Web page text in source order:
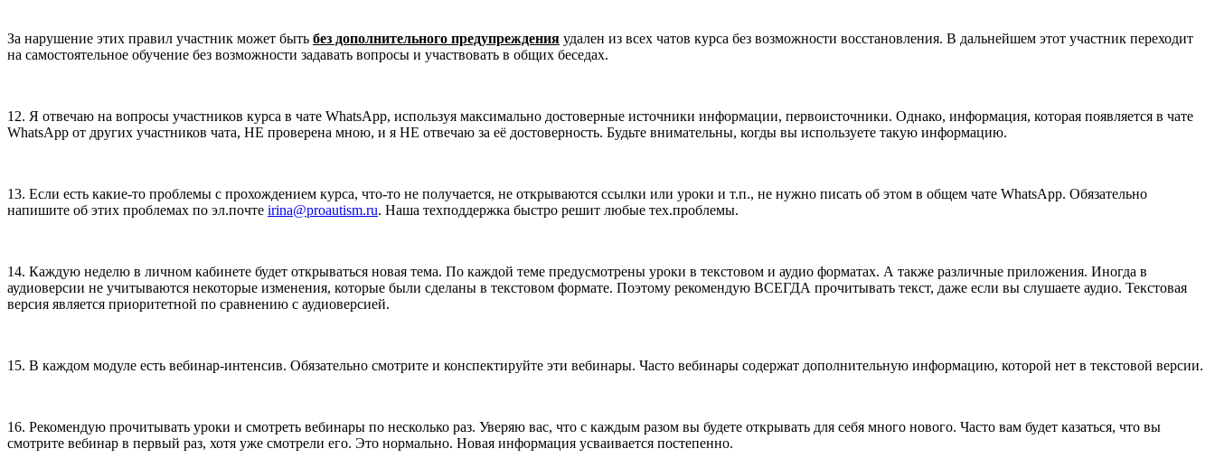
За нарушение этих правил участник может быть без дополнительного предупреждения удален из всех чатов курса без возможности восстановления. В дальнейшем этот участник переходит
на самостоятельное обучение без возможности задавать вопросы и участвовать в общих беседах.
12. Я отвечаю на вопросы участников курса в чате WhatsApp, используя максимально достоверные источники информации, первоисточники. Однако, информация, которая появляется в чате
WhatsApp от других участников чата, НЕ проверена мною, и я НЕ отвечаю за её достоверность. Будьте внимательны, когды вы используете такую информацию.
13. Если есть какие-то проблемы с прохождением курса, что-то не получается, не открываются ссылки или уроки и т.п., не нужно писать об этом в общем чате WhatsApp. Обязательно
напишите об этих проблемах по эл.почте irina@proautism.ru. Наша техподдержка быстро решит любые тех.проблемы.
14. Каждую неделю в личном кабинете будет открываться новая тема. По каждой теме предусмотрены уроки в текстовом и аудио форматах. А также различные приложения. Иногда в
аудиоверсии не учитываются некоторые изменения, которые были сделаны в текстовом формате. Поэтому рекомендую ВСЕГДА прочитывать текст, даже если вы слушаете аудио. Текстовая
версия является приоритетной по сравнению с аудиоверсией.
15. В каждом модуле есть вебинар-интенсив. Обязательно смотрите и конспектируйте эти вебинары. Часто вебинары содержат дополнительную информацию, которой нет в текстовой версии.
16. Рекомендую прочитывать уроки и смотреть вебинары по несколько раз. Уверяю вас, что с каждым разом вы будете открывать для себя много нового. Часто вам будет казаться, что вы
смотрите вебинар в первый раз, хотя уже смотрели его. Это нормально. Новая информация усваивается постепенно.